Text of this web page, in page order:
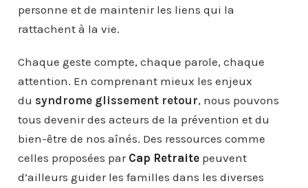
personne et de maintenir les liens qui la
rattachent à la vie.
Chaque geste compte, chaque parole, chaque
attention. En comprenant mieux les enjeux
du syndrome glissement retour, nous pouvons
tous devenir des acteurs de la prévention et du
bien-être de nos aînés. Des ressources comme
celles proposées par Cap Retraitepeuvent
d’ailleurs guider les familles dans les diverses